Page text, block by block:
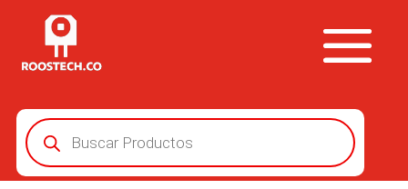
Búsqueda
de
productos